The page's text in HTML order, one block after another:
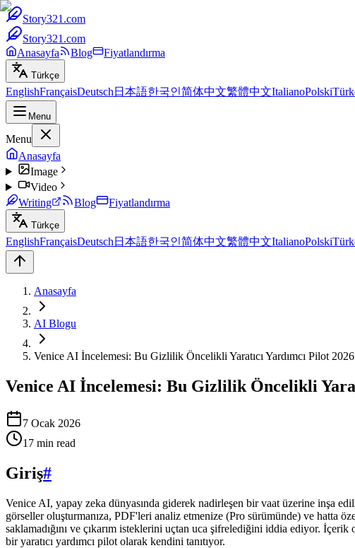
Story321.com
Story321.com
Anasayfa
Blog Fiyatlandırma
Türkçe
EnglishFrançaisDeutsch 日本語한국인简体中文繁體中文ItalianoPolski
Menu
Menu
Anasayfa
Image
Video
Writing
Blog Fiyatlandırma
Türkçe
EnglishFrançaisDeutsch 日本語한국인简体中文繁體中文ItalianoPolski
Anasayfa
AI Blogu
Venice AI İncelemesi: Bu Gizlilik Öncelikli Yaratıcı Yardımcı Pilot
Venice AI İncelemesi: Bu Gizlilik Öncelikli
7 Ocak 2026
17 min read
Giriş#
Venice AI, yapay zeka dünyasında giderek nadirleşen bir vaat üzerine inşa
görseller oluşturmanıza, PDF'leri analiz etmenize (Pro sürümünde) ve hatta
saklamadığını ve çıkarım isteklerini uçtan uca şifrelediğini iddia ediyor.
bir yaratıcı yardımcı pilot olarak kendini tanıtıyor.